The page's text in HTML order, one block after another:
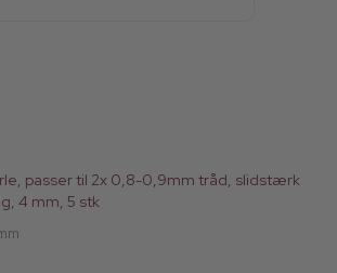
passer til 2x 0,8-0,9mm tråd, slidstærk
4 mm, 5 stk